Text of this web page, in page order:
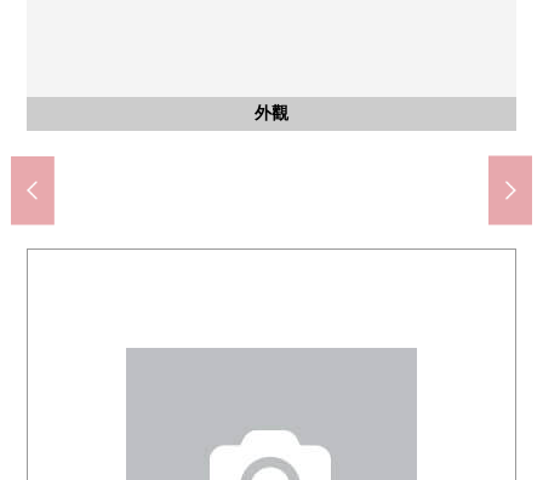
外觀
入口
共有部分
入口
停車場
共有部分
目黑區立鷹番小學(約440m)
目黑中央中學(約1020m)
AEON STYLE碑文谷(約850m)
東急store學藝大學商店(約170m)
7-Eleven學藝大學站西口店(約80m)
鬆本清學藝大學東口店(約140m)
目黑鷹番郵局(約400m)
目黑醫院(約600m)
碑文谷公園(約630m)